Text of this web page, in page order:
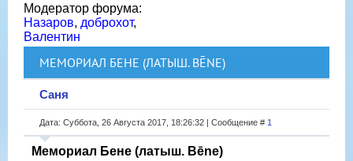
Модератор форума:
Назаров, доброхот,
Валентин
МЕМОРИАЛ БЕНЕ (ЛАТЫШ. BĒNE)
Саня
Дата: Суббота, 26 Августа 2017, 18:26:32 | Сообщение # 1
Мемориал Бене (латыш. Bēne)